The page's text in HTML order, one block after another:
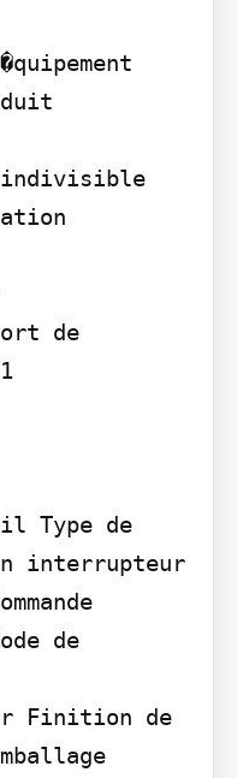
indivisible
de
Type de
interrupteur
de
Finition de